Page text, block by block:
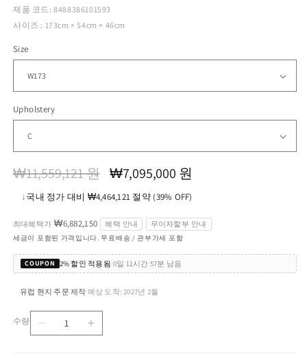
제품 코드: 8488386101593
사이즈 : 173cm × 54cm × 46cm
Size
Upholstery
정
₩11,559,121 원
할
가
₩7,095,000 원
↓국내 정가 대비 ₩4,464,121 절약 (39% OFF)
최대혜택가 ₩6,882,150 혜택 안내 무이자할부 안내
세금이 포함된 가격입니다. 무료배송 / 관부가세 포함
COUPON 2% 할인 적용됨 |0일 11시간 57분 남음
유럽 현지 주문 제작 예상 도착: 2027년 2월
수량
SHIRLEYSHIRLEY